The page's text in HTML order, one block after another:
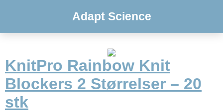
Adapt Science
KnitPro Rainbow Knit
Blockers 2 Størrelser – 20
stk